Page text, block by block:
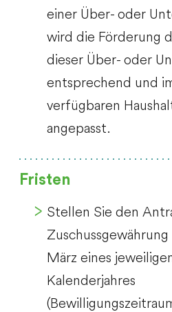
einer Über- oder
wird die Förderung
dieser Über- oder
entsprechend und
verfügbaren
angepasst.
Fristen
Stellen Sie den
Zuschussgewährung
März eines
Kalenderjahres